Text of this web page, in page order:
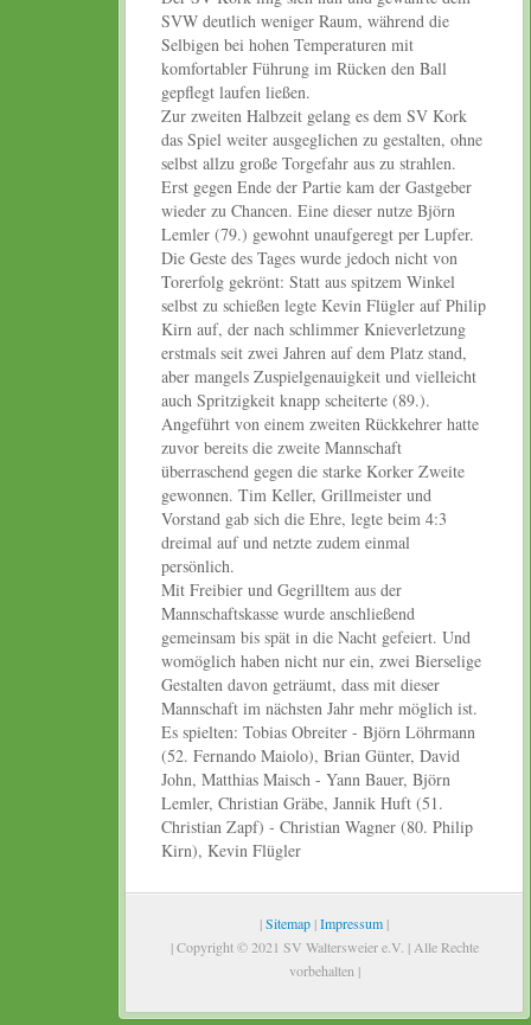
SVW deutlich weniger Raum, während die
Selbigen bei hohen Temperaturen mit
komfortabler Führung im Rücken den Ball
gepflegt laufen ließen.
Zur zweiten Halbzeit gelang es dem SV Kork
das Spiel weiter ausgeglichen zu gestalten, ohne
selbst allzu große Torgefahr aus zu strahlen.
Erst gegen Ende der Partie kam der Gastgeber
wieder zu Chancen. Eine dieser nutze Björn
Lemler (79.) gewohnt unaufgeregt per Lupfer.
Die Geste des Tages wurde jedoch nicht von
Torerfolg gekrönt: Statt aus spitzem Winkel
selbst zu schießen legte Kevin Flügler auf Philip
Kirn auf, der nach schlimmer Knieverletzung
erstmals seit zwei Jahren auf dem Platz stand,
aber mangels Zuspielgenauigkeit und vielleicht
auch Spritzigkeit knapp scheiterte (89.).
Angeführt von einem zweiten Rückkehrer hatte
zuvor bereits die zweite Mannschaft
überraschend gegen die starke Korker Zweite
gewonnen. Tim Keller, Grillmeister und
Vorstand gab sich die Ehre, legte beim 4:3
dreimal auf und netzte zudem einmal
persönlich.
Mit Freibier und Gegrilltem aus der
Mannschaftskasse wurde anschließend
gemeinsam bis spät in die Nacht gefeiert. Und
womöglich haben nicht nur ein, zwei Bierselige
Gestalten davon geträumt, dass mit dieser
Mannschaft im nächsten Jahr mehr möglich ist.
Es spielten: Tobias Obreiter - Björn Löhrmann
(52. Fernando Maiolo), Brian Günter, David
John, Matthias Maisch - Yann Bauer, Björn
Lemler, Christian Gräbe, Jannik Huft (51.
Christian Zapf) - Christian Wagner (80. Philip
Kirn), Kevin Flügler
|Sitemap |Impressum |
| Copyright © 2021 SV Waltersweier e.V. | Alle Rechte
vorbehalten |